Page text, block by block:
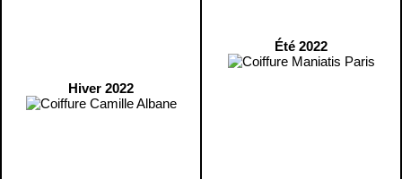
Hiver 2022
Été 2022